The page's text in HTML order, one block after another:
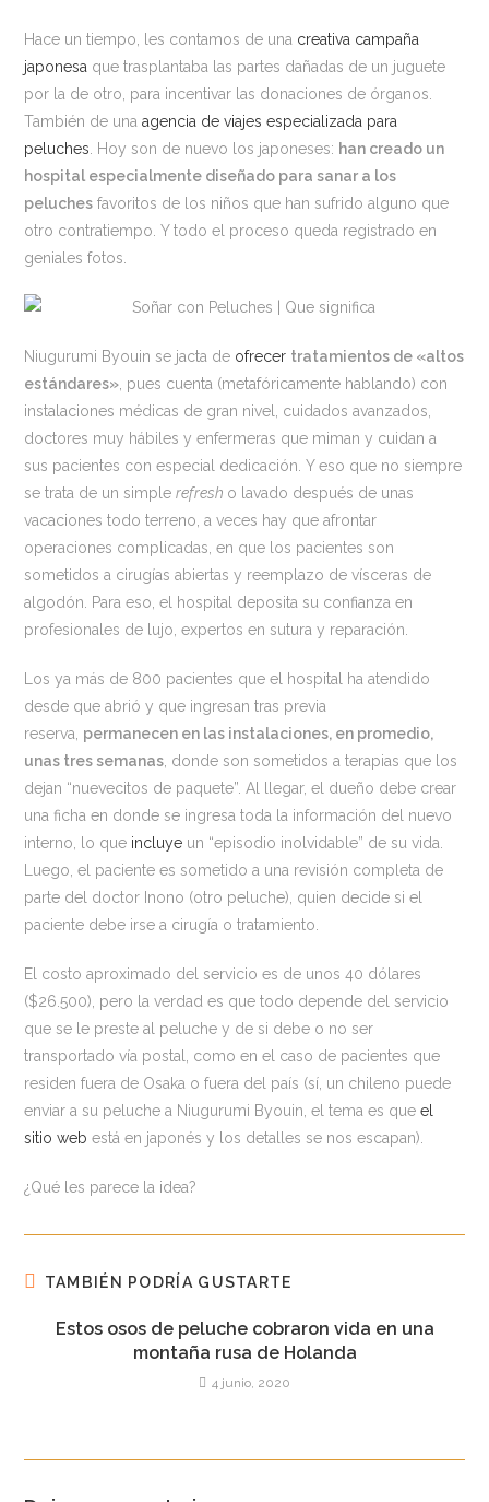
Hace un tiempo, les contamos de una creativa campaña
japonesa que trasplantaba las partes dañadas de un juguete
por la de otro, para incentivar las donaciones de órganos.
También de unaagencia de viajes especializada para
peluches . Hoy son de nuevo los japoneses: han creado un
hospital especialmente diseñado para sanar a los
peluches favoritos de los niños que han sufrido alguno que
otro contratiempo. Y todo el proceso queda registrado en
geniales fotos.
Niugurumi Byouin se jacta de ofrecer tratamientos de «altos
estándares» , pues cuenta (metafóricamente hablando) con
instalaciones médicas de gran nivel, cuidados avanzados,
doctores muy hábiles y enfermeras que miman y cuidan a
sus pacientes con especial dedicación. Y eso que no siempre
se trata de un simplerefresh o lavado después de unas
vacaciones todo terreno, a veces hay que afrontar
operaciones complicadas, en que los pacientes son
sometidos a cirugías abiertas y reemplazo de vísceras de
algodón. Para eso, el hospital deposita su confianza en
profesionales de lujo, expertos en sutura y reparación.
Los ya más de 800 pacientes que el hospital ha atendido
desde que abrió y que ingresan tras previa
reserva, permanecen en las instalaciones, en promedio,
unas tres semanas , donde son sometidos a terapias que los
dejan “nuevecitos de paquete”. Al llegar, el dueño debe crear
una ficha en donde se ingresa toda la información del nuevo
interno, lo que incluye un “episodio inolvidable” de su vida.
Luego, el paciente es sometido a una revisión completa de
parte del doctor Inono (otro peluche), quien decide si el
paciente debe irse a cirugía o tratamiento.
El costo aproximado del servicio es de unos 40 dólares
($26.500), pero la verdad es que todo depende del servicio
que se le preste al peluche y de si debe o no ser
transportado vía postal, como en el caso de pacientes que
residen fuera de Osaka o fuera del país (sí, un chileno puede
enviar a su peluche a Niugurumi Byouin, el tema es queel
sitio web está en japonés y los detalles se nos escapan).
¿Qué les parece la idea?
TAMBIÉN PODRÍA GUSTARTE
Estos osos de peluche cobraron vida en una
montaña rusa de Holanda
4 junio, 2020